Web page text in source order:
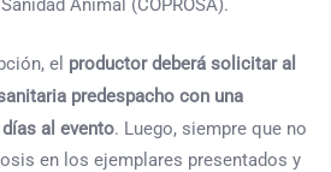
el productor deberá solicitar al
predespacho con una
al evento. Luego, siempre que no
en los ejemplares presentados y